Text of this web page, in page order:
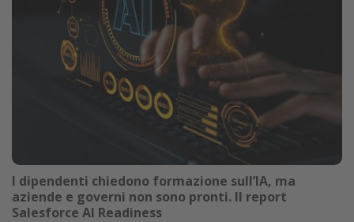
I dipendenti chiedono formazione sull’IA, ma
aziende e governi non sono pronti. Il report
Salesforce AI Readiness